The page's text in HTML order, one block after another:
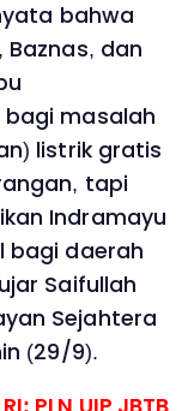
bahwa
dan
masalah
listrik gratis
tapi
Indramayu
bagi daerah
Saifullah
Sejahtera
(29/9).